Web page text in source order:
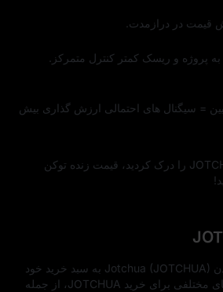
قیمت در درازمدت.
پروژه و ریسک کمتر کنترل متمرکز.
= سیگنال‌ های احتمالی ارزش‌ گذاری بیش
آیا علاقه‌ مند به اضافه کردن Jotchua (JOTCHUA) به سبد خرید خود
هستید؟ MEXC از روش‌ های مختلفی برای خرید JOTCHUA، از جمله